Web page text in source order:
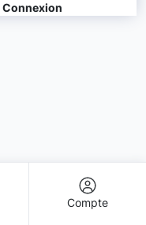
Connexion
Compte